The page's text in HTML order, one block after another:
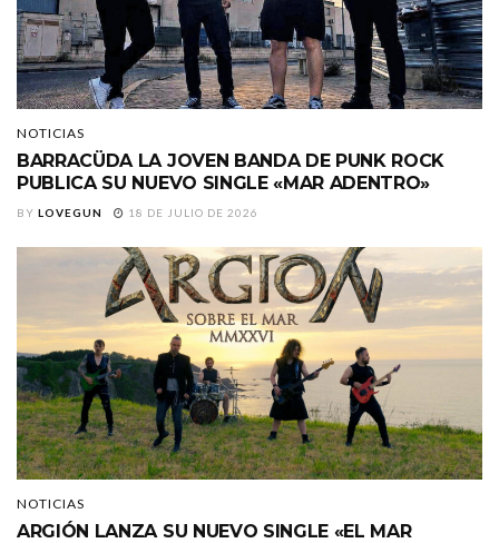
NOTICIAS
BARRACÜDA LA JOVEN BANDA DE PUNK ROCK
PUBLICA SU NUEVO SINGLE «MAR ADENTRO»
BY LOVEGUN 18 DE JULIO DE 2026
NOTICIAS
ARGIÓN LANZA SU NUEVO SINGLE «EL MAR